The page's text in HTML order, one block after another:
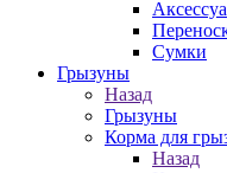
Сумки
Грызуны
Назад
Грызуны
Корма для
Назад